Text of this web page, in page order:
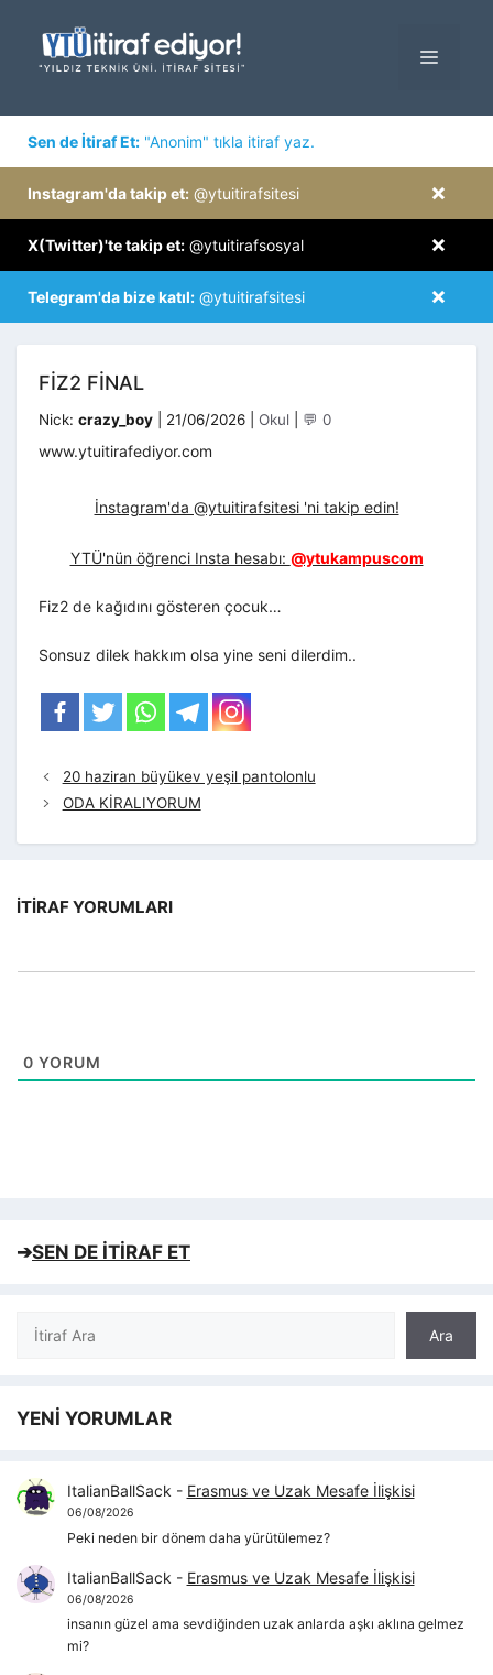
MENÜ
Sen de İtiraf Et: "Anonim" tıkla itiraf yaz.
×
Instagram'da takip et: @ytuitirafsitesi
×
X(Twitter)'te takip et: @ytuitirafsosyal
×
Telegram'da bize katıl: @ytuitirafsitesi
FIZ2 FINAL
Nick: crazy_boy 21/06/2026 Kategoriler
Okul 💬 0
www.ytuitirafediyor.com
İnstagram'da @ytuitirafsitesi 'ni takip edin!
YTÜ'nün öğrenci Insta hesabı: @ytukampuscom
Fiz2 de kağıdını gösteren çocuk…
Sonsuz dilek hakkım olsa yine seni dilerdim..
20 haziran büyükev yeşil pantolonlu
ODA KİRALIYORUM
İTIRAF YORUMLARI
0 YORUM
➔SEN DE İTİRAF ET
Ara
Ara
YENİ YORUMLAR
ItalianBallSack - Erasmus ve Uzak Mesafe İlişkisi
06/08/2026
Peki neden bir dönem daha yürütülemez?
ItalianBallSack - Erasmus ve Uzak Mesafe İlişkisi
06/08/2026
insanın güzel ama sevdiğinden uzak anlarda aşkı aklına gelmez
mi?